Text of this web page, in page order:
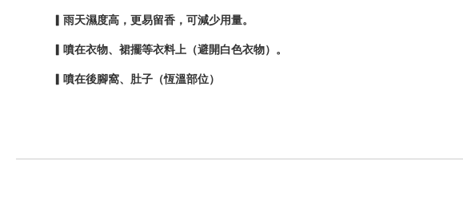
▎雨天濕度高，更易留香，可減少用量。
▎噴在衣物、裙擺等衣料上（避開白色衣物）。
▎噴在後腳窩、肚子（恆溫部位）